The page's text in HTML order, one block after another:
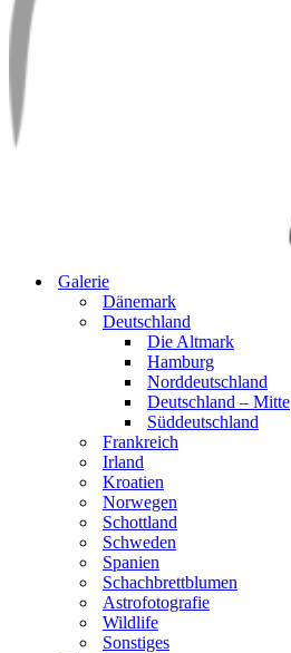
Galerie
Dänemark
Deutschland
Die Altmark
Hamburg
Norddeutschland
Deutschland – Mitte
Süddeutschland
Frankreich
Irland
Kroatien
Norwegen
Schottland
Schweden
Spanien
Schachbrettblumen
Astrofotografie
Wildlife
Sonstiges